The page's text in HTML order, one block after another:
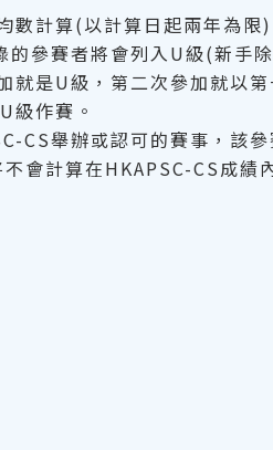
數計算(以計算日起兩年為限)
的參賽者將會列入U級(新手
就是U級，第二次參加就以
作賽。
CS舉辦或認可的賽事，該
會計算在HKAPSC-CS成績